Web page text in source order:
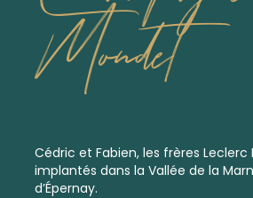
Mondet
Cédric et Fabien, les frères
implantés dans la Vallée de la
d’Épernay.